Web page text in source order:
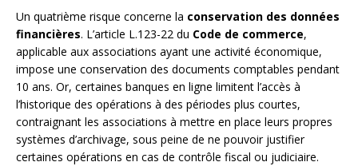
Un quatrième risque concerne la conservation des données
financières. L’article L.123-22 du Code de commerce,
applicable aux associations ayant une activité économique,
impose une conservation des documents comptables pendant
10 ans. Or, certaines banques en ligne limitent l’accès à
l’historique des opérations à des périodes plus courtes,
contraignant les associations à mettre en place leurs propres
systèmes d’archivage, sous peine de ne pouvoir justifier
certaines opérations en cas de contrôle fiscal ou judiciaire.